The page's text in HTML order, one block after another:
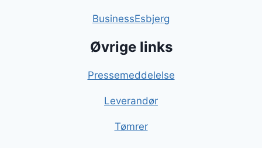
BusinessEsbjerg
Øvrige links
Pressemeddelelse
Leverandør
Tømrer